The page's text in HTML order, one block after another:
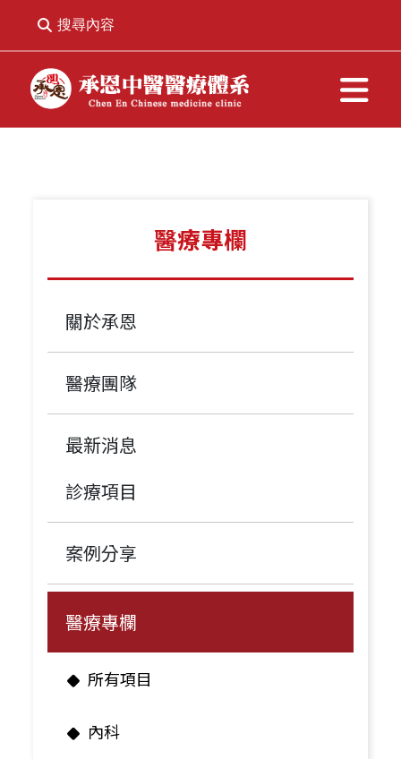
搜尋內容
醫療專欄
關於承恩
醫療團隊
最新消息
診療項目
案例分享
醫療專欄
所有項目
內科